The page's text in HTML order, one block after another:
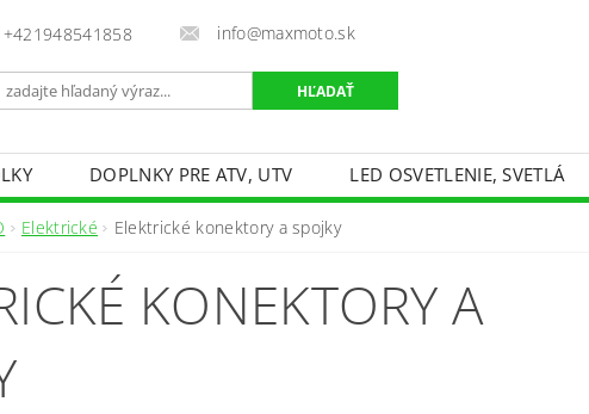
+421948541858 info@maxmoto.sk
DOPLNKY PRE ATV, UTV LED OSVETLENIE, SVETLÁ
Elektrické Elektrické konektory a spojky
KONEKTORY A